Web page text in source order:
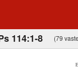
114:1-8 (79